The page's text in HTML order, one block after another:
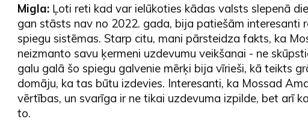
Migla: Ļoti reti kad var ielūkoties kādas valsts slepenā
gan stāsts nav no 2022. gada, bija patiešām interesanti
spiegu sistēmas. Starp citu, mani pārsteidza fakts, ka
neizmanto savu ķermeni uzdevumu veikšanai - ne
galu galā šo spiegu galvenie mērķi bija vīrieši, kā teikts
domāju, ka tas būtu izdevies. Interesanti, ka Mossad
vērtības, un svarīga ir ne tikai uzdevuma izpilde, bet arī
to.